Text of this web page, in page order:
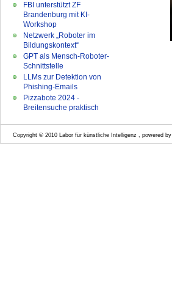
FBI unterstützt ZF
Brandenburg mit KI-
Workshop
Netzwerk „Roboter im
Bildungskontext“
GPT als Mensch-Roboter-
Schnittstelle
LLMs zur Detektion von
Phishing-Emails
Pizzabote 2024 -
Breitensuche praktisch
Copyright © 2010 Labor für künstliche Intelligenz , powered by